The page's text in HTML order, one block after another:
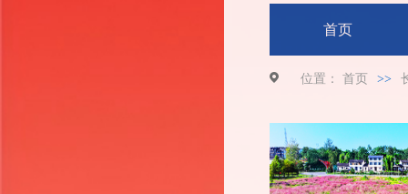
首页
位置： 首页 >>